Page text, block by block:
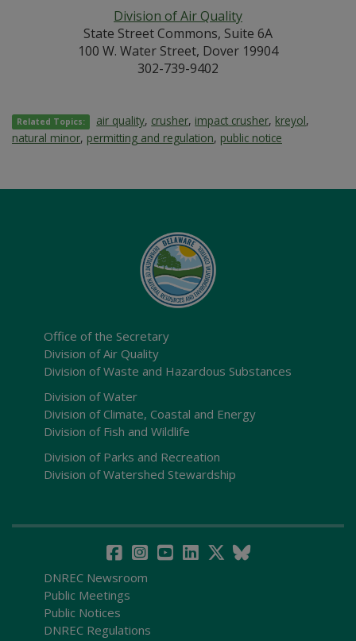
Division of Air Quality
State Street Commons, Suite 6A
100 W. Water Street, Dover 19904
302-739-9402
Related Topics: air quality, crusher, impact crusher, kreyol,
natural minor, permitting and regulation, public notice
Office of the Secretary
Division of Air Quality
Division of Waste and Hazardous Substances
Division of Water
Division of Climate, Coastal and Energy
Division of Fish and Wildlife
Division of Parks and Recreation
Division of Watershed Stewardship
DNREC Newsroom
Public Meetings
Public Notices
DNREC Regulations